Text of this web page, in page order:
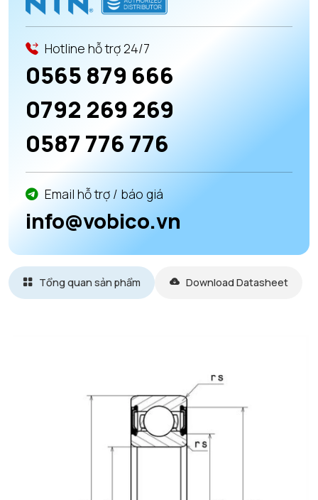
Hotline hỗ trợ 24/7
0565 879 666
0792 269 269
0587 776 776
Email hỗ trợ / báo giá
info@vobico.vn
Tổng quan sản phẩm Download Datasheet